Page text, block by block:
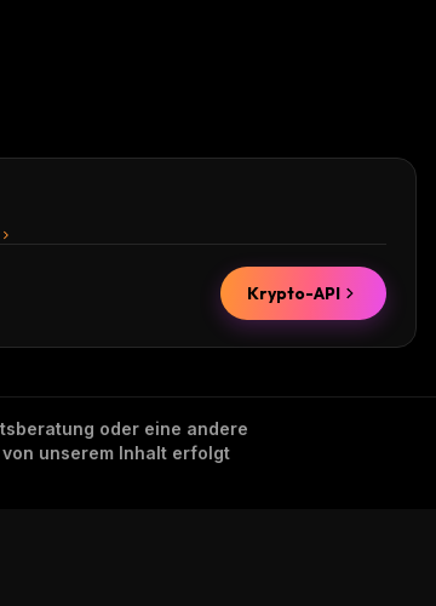
Krypto-API
oder eine andere
unserem Inhalt erfolgt